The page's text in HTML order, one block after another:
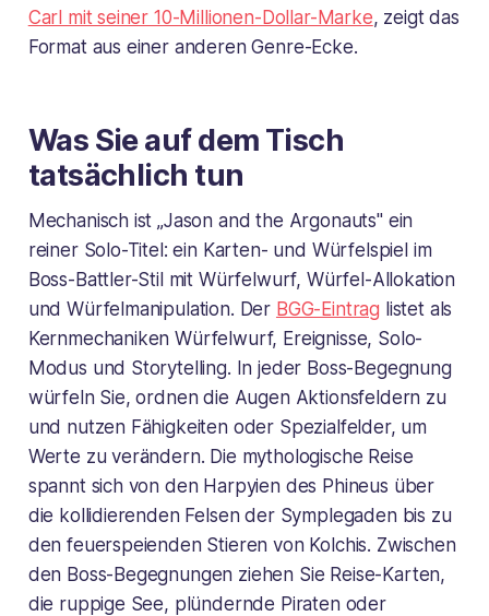
Carl mit seiner 10-Millionen-Dollar-Marke, zeigt das
Format aus einer anderen Genre-Ecke.
Was Sie auf dem Tisch
tatsächlich tun
Mechanisch ist „Jason and the Argonauts" ein
reiner Solo-Titel: ein Karten- und Würfelspiel im
Boss-Battler-Stil mit Würfelwurf, Würfel-Allokation
und Würfelmanipulation. Der BGG-Eintrag listet als
Kernmechaniken Würfelwurf, Ereignisse, Solo-
Modus und Storytelling. In jeder Boss-Begegnung
würfeln Sie, ordnen die Augen Aktionsfeldern zu
und nutzen Fähigkeiten oder Spezialfelder, um
Werte zu verändern. Die mythologische Reise
spannt sich von den Harpyien des Phineus über
die kollidierenden Felsen der Symplegaden bis zu
den feuerspeienden Stieren von Kolchis. Zwischen
den Boss-Begegnungen ziehen Sie Reise-Karten,
die ruppige See, plündernde Piraten oder